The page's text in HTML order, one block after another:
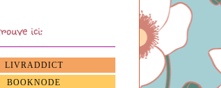
ici:
LIVRADDICT
BOOKNODE